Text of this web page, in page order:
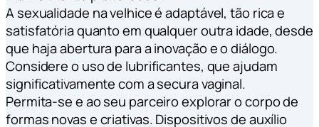
A sexualidade na velhice é adaptável, tão rica e
satisfatória quanto em qualquer outra idade, desde
que haja abertura para a inovação e o diálogo.
Considere o uso de lubrificantes, que ajudam
significativamente com a secura vaginal.
Permita-se e ao seu parceiro explorar o corpo de
formas novas e criativas. Dispositivos de auxílio